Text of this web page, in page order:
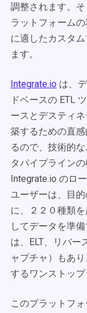
調整されます。
ラットフォーム
に適したカスタ
ます。
Integrate.io は、
ドベースの ETL
ースとデスティ
築するための直
るので、技術的
タパイプライン
Integrate.io のロ
ユーザーは、目
に、２２０種類
してデータを準
は、ELT、リバー
ャプチャ）もあ
するワンストップ
このプラットフォ